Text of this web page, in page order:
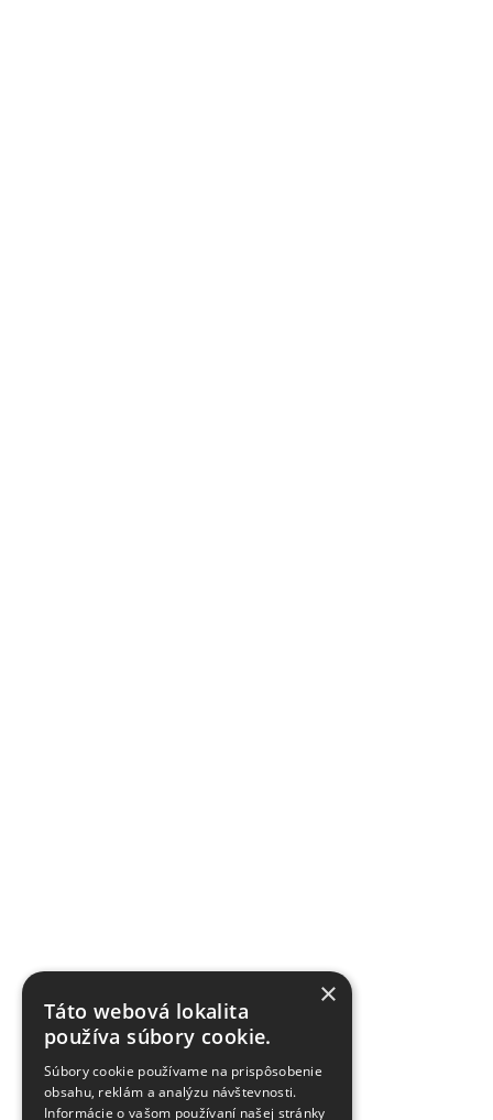
×
Táto webová lokalita
používa súbory cookie.
Súbory cookie používame na prispôsobenie
obsahu, reklám a analýzu návštevnosti.
Informácie o vašom používaní našej stránky